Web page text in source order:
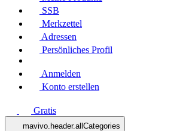
SSB
Merkzettel
Adressen
Persönliches Profil
Anmelden
Konto erstellen
Gratis
mavivo.header.allCategories